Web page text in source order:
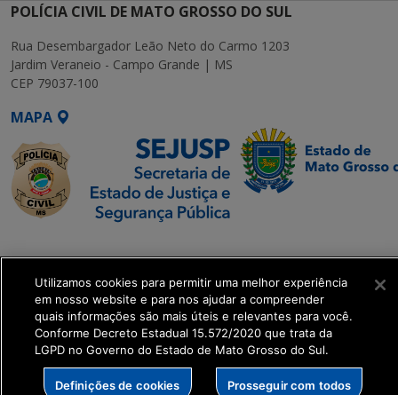
POLÍCIA CIVIL DE MATO GROSSO DO SUL
Rua Desembargador Leão Neto do Carmo 1203
Jardim Veraneio - Campo Grande | MS
CEP 79037-100
MAPA
Transformação Digital
get_footer();
Utilizamos cookies para permitir uma melhor experiência
em nosso website e para nos ajudar a compreender
quais informações são mais úteis e relevantes para você.
Conforme Decreto Estadual 15.572/2020 que trata da
LGPD no Governo do Estado de Mato Grosso do Sul.
Definições de cookies Prosseguir com todos